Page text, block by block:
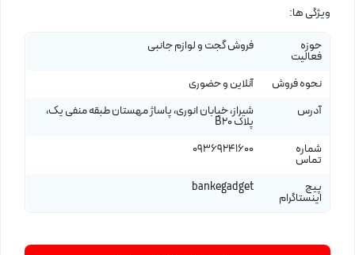
ویژگی ها:
حوزه
فعالیت
فروش گجت و لوازم جانبی
نحوه فروش
آنلاین و حضوری
آدرس
شیراز، خیابان انوری، پاساژ مهستان طبقه منفی یک،
پلاک B20
شماره
تماس
09369241600
پیج
اینستاگرام
bankegadget